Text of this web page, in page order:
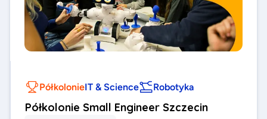
PółkolonieIT & Science Robotyka
Półkolonie Small Engineer Szczecin